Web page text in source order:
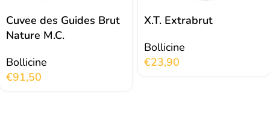
Cuvee des Guides Brut
Nature M.C.
Bollicine
€91,50
X.T. Extrabrut
Bollicine
€23,90